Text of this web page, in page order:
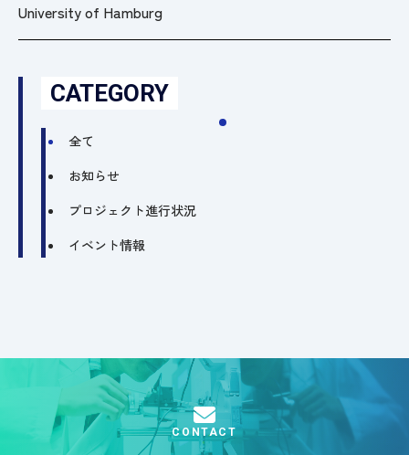
University of Hamburg
CATEGORY
全て
お知らせ
プロジェクト進行状況
イベント情報
CONTACT